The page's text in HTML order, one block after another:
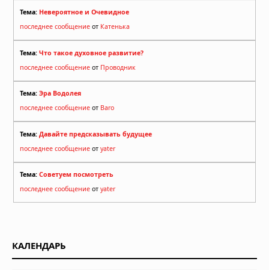
Тема: Невероятное и Очевидное
последнее сообщение от Катенька
Тема: Что такое духовное развитие?
последнее сообщение от Проводник
Тема: Эра Водолея
последнее сообщение от Baro
Тема: Давайте предсказывать будущее
последнее сообщение от yater
Тема: Советуем посмотреть
последнее сообщение от yater
КАЛЕНДАРЬ